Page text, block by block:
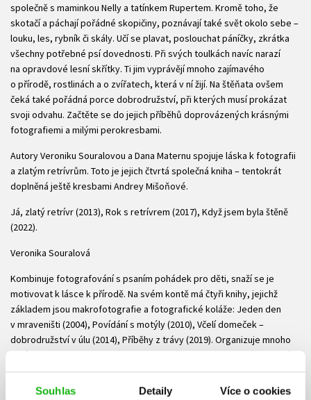
Souhlas Detaily Více o cookies
společně s maminkou Nelly a tatínkem Rupertem. Kromě toho, že
skotačí a páchají pořádné skopičiny, poznávají také svět okolo sebe –
louku, les, rybník či skály. Učí se plavat, poslouchat páníčky, zkrátka
všechny potřebné psí dovednosti. Při svých toulkách navíc narazí
na opravdové lesní skřítky. Ti jim vyprávějí mnoho zajímavého
o přírodě, rostlinách a o zvířatech, která v ní žijí. Na štěňata ovšem
čeká také pořádná porce dobrodružství, při kterých musí prokázat
svoji odvahu. Začtěte se do jejich příběhů doprovázených krásnými
fotografiemi a milými perokresbami.
Autory Veroniku Souralovou a Dana Maternu spojuje láska k fotografii
a zlatým retrívrům. Toto je jejich čtvrtá společná kniha – tentokrát
doplněná ještě kresbami Andrey Mišoňové.
Já, zlatý retrívr (2013), Rok s retrívrem (2017), Když jsem byla štěně
(2022).
Veronika Souralová
Kombinuje fotografování s psaním pohádek pro děti, snaží se je
motivovat k lásce k přírodě. Na svém kontě má čtyři knihy, jejichž
základem jsou makrofotografie a fotografické koláže: Jeden den
v mraveništi (2004), Povídání s motýly (2010), Včelí domeček –
dobrodružství v úlu (2014), Příběhy z trávy (2019). Organizuje mnoho
akcí v oblasti fotografie, vede společnost Czech Photo o.p.s., která
stojí za renomovanou soutěží Czech Press Photo. Je
spoluzakladatelkou soutěže Czech Nature Photo pro české